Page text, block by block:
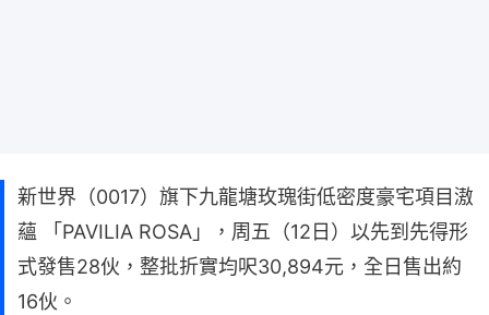
新世界（0017）旗下九龍塘玫瑰街低密度豪宅項目滶
蘊 「PAVILIA ROSA」，周五（12日）以先到先得形
式發售28伙，整批折實均呎30,894元，全日售出約
16伙。